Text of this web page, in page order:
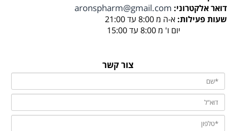
דואר אלקטרוני: aronspharm@gmail.com
שעות פעילות: א-ה מ 8:00 עד 21:00
יום ו' מ 8:00 עד 15:00
צור קשר